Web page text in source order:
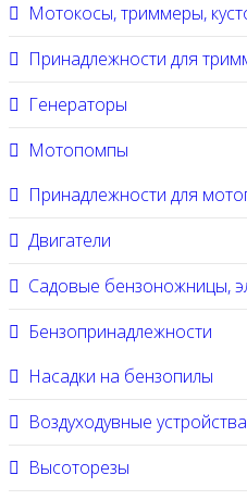
Мотокосы, триммеры,
Принадлежности для
Генераторы
Мотопомпы
Принадлежности для
Двигатели
Садовые бензоножницы,
Бензопринадлежности
Насадки на бензопилы
Воздуходувные устройства
Высоторезы